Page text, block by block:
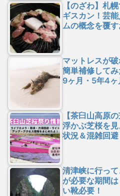
【のざわ】札
ギスカン！芸
ムの概念を覆
マットレスが
簡単補修して
9ヶ月・5年4ヶ
【茶臼山高原
浮かぶ芝桜を
状況＆混雑回
清津峡に行っ
が必要な期間
い靴必要！